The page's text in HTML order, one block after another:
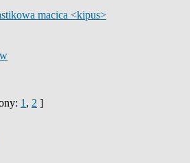
macica <kipus>
1 , 2 ]